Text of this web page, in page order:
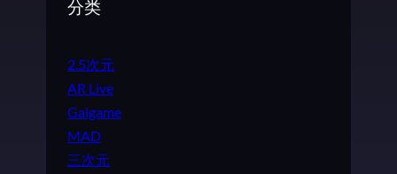
分类
2.5次元
AR Live
Galgame
MAD
三次元